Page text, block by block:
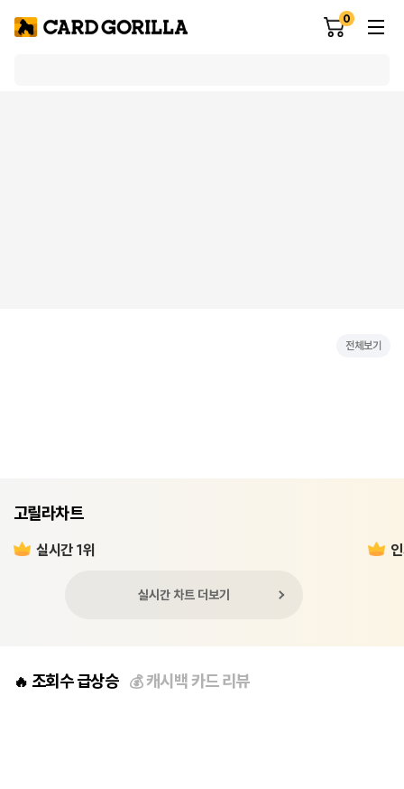
0
전체보기
고릴라차트
실시간 1위
실시간 차트 더보기
🔥 조회수 급상승 💰캐시백 카드 리뷰